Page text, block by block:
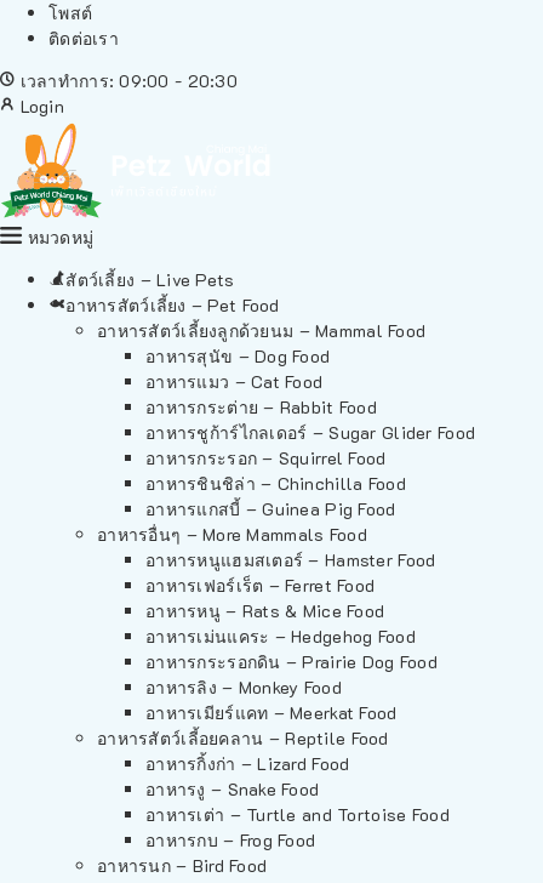
โพสต์
ติดต่อเรา
เวลาทำการ: 09:00 - 20:30
Login
หมวดหมู่
สัตว์เลี้ยง – Live Pets
อาหารสัตว์เลี้ยง – Pet Food
อาหารสัตว์เลี้ยงลูกด้วยนม – Mammal Food
อาหารสุนัข – Dog Food
อาหารแมว – Cat Food
อาหารกระต่าย – Rabbit Food
อาหารชูก้าร์ไกลเดอร์ – Sugar Glider Food
อาหารกระรอก – Squirrel Food
อาหารชินชิล่า – Chinchilla Food
อาหารแกสบี้ – Guinea Pig Food
อาหารอื่นๆ – More Mammals Food
อาหารหนูแฮมสเตอร์ – Hamster Food
อาหารเฟอร์เร็ต – Ferret Food
อาหารหนู – Rats & Mice Food
อาหารเม่นแคระ – Hedgehog Food
อาหารกระรอกดิน – Prairie Dog Food
อาหารลิง – Monkey Food
อาหารเมียร์แคท – Meerkat Food
อาหารสัตว์เลี้อยคลาน – Reptile Food
อาหารกิ้งก่า – Lizard Food
อาหารงู – Snake Food
อาหารเต่า – Turtle and Tortoise Food
อาหารกบ – Frog Food
อาหารนก – Bird Food